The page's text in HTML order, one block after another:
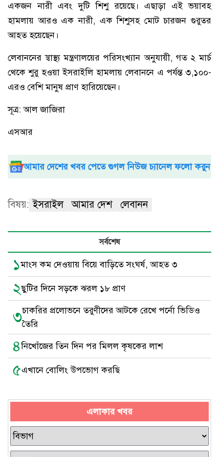
একজন নারী এবং দুটি শিশু রয়েছে। এছাড়া এই ভয়াবহ
হামলায় আরও এক নারী, এক শিশুসহ মোট চারজন গুরুতর
আহত হয়েছেন।
লেবাননের স্বাস্থ্য মন্ত্রণালয়ের পরিসংখ্যান অনুযায়ী, গত ২ মার্চ
থেকে শুরু হওয়া ইসরাইলি হামলায় লেবাননে এ পর্যন্ত ৩,১০০-
এরও বেশি মানুষ প্রাণ হারিয়েছেন।
সূত্র: আল জাজিরা
এসআর
আমার দেশের খবর পেতে গুগল নিউজ চ্যানেল ফলো করুন
বিষয়: ইসরাইল আমার দেশ লেবানন
সর্বশেষ
১মাংস কম দেওয়ায় বিয়ে বাড়িতে সংঘর্ষ, আহত ৩
২ছুটির দিনে সড়কে ঝরল ১৮ প্রাণ
৩চাকরির প্রলোভনে তরুণীদের আটকে রেখে পর্নো ভিডিও
তৈরি
৪নিখোঁজের তিন দিন পর মিলল কৃষকের লাশ
৫এখানে বোলিং উপভোগ করছি
এলাকার খবর